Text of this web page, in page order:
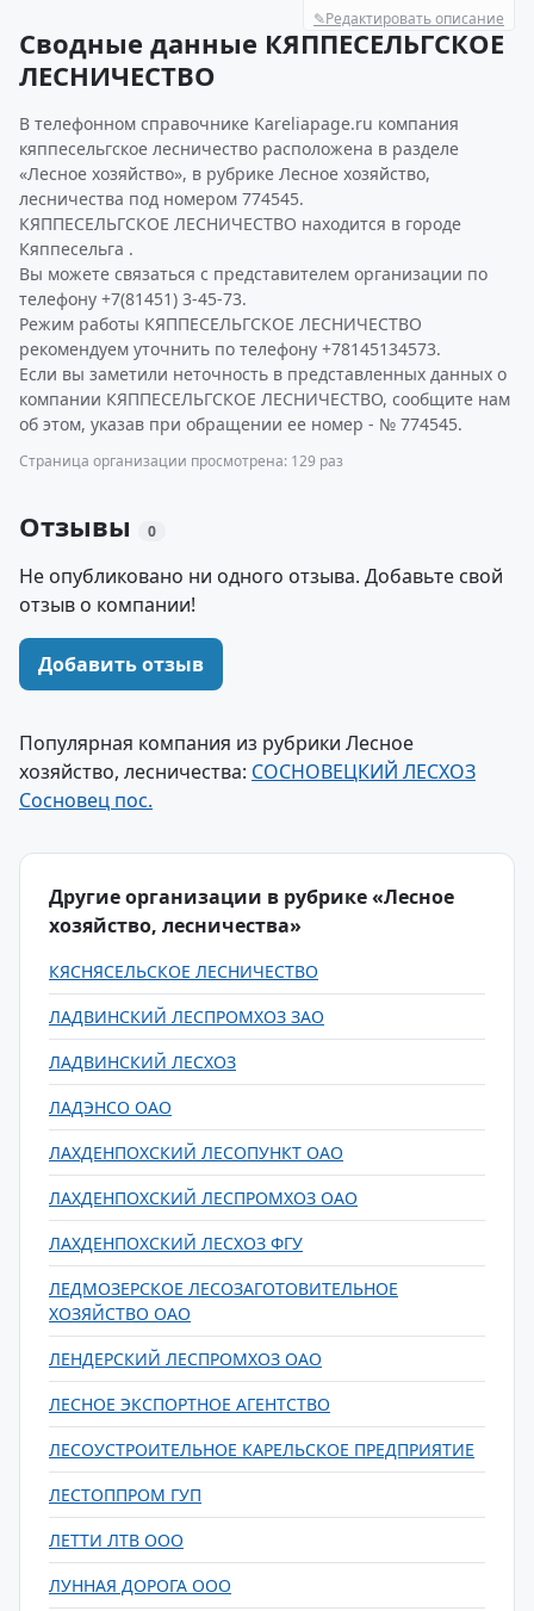
✎Редактировать описание
Сводные данные КЯППЕСЕЛЬГСКОЕ
ЛЕСНИЧЕСТВО
В телефонном справочнике Kareliapage.ru компания
кяппесельгское лесничество расположена в разделе
«Лесное хозяйство», в рубрике Лесное хозяйство,
лесничества под номером 774545.
КЯППЕСЕЛЬГСКОЕ ЛЕСНИЧЕСТВО находится в городе
Кяппесельга .
Вы можете связаться с представителем организации по
телефону +7(81451) 3-45-73.
Режим работы КЯППЕСЕЛЬГСКОЕ ЛЕСНИЧЕСТВО
рекомендуем уточнить по телефону +78145134573.
Если вы заметили неточность в представленных данных о
компании КЯППЕСЕЛЬГСКОЕ ЛЕСНИЧЕСТВО, сообщите нам
об этом, указав при обращении ее номер - № 774545.
Страница организации просмотрена: 129 раз
Отзывы 0
Не опубликовано ни одного отзыва. Добавьте свой
отзыв о компании!
Добавить отзыв
Популярная компания из рубрики Лесное
хозяйство, лесничества: СОСНОВЕЦКИЙ ЛЕСХОЗ
Сосновец пос.
Другие организации в рубрике «Лесное
хозяйство, лесничества»
КЯСНЯСЕЛЬСКОЕ ЛЕСНИЧЕСТВО
ЛАДВИНСКИЙ ЛЕСПРОМХОЗ ЗАО
ЛАДВИНСКИЙ ЛЕСХОЗ
ЛАДЭНСО ОАО
ЛАХДЕНПОХСКИЙ ЛЕСОПУНКТ ОАО
ЛАХДЕНПОХСКИЙ ЛЕСПРОМХОЗ ОАО
ЛАХДЕНПОХСКИЙ ЛЕСХОЗ ФГУ
ЛЕДМОЗЕРСКОЕ ЛЕСОЗАГОТОВИТЕЛЬНОЕ
ХОЗЯЙСТВО ОАО
ЛЕНДЕРСКИЙ ЛЕСПРОМХОЗ ОАО
ЛЕСНОЕ ЭКСПОРТНОЕ АГЕНТСТВО
ЛЕСОУСТРОИТЕЛЬНОЕ КАРЕЛЬСКОЕ ПРЕДПРИЯТИЕ
ЛЕСТОППРОМ ГУП
ЛЕТТИ ЛТВ ООО
ЛУННАЯ ДОРОГА ООО